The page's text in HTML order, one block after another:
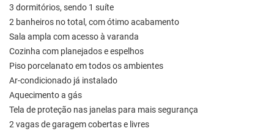
3 dormitórios, sendo 1 suíte
2 banheiros no total, com ótimo acabamento
Sala ampla com acesso à varanda
Cozinha com planejados e espelhos
Piso porcelanato em todos os ambientes
Ar-condicionado já instalado
Aquecimento a gás
Tela de proteção nas janelas para mais segurança
2 vagas de garagem cobertas e livres